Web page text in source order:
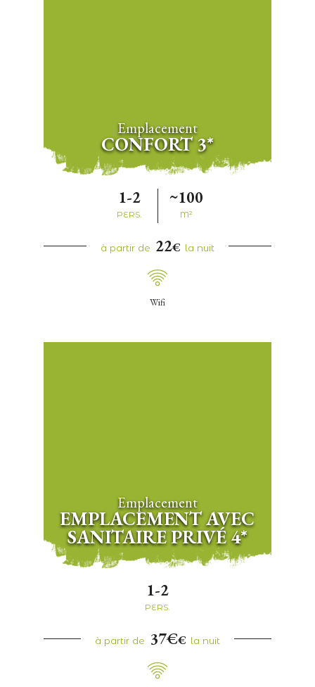
Emplacement
CONFORT 3*
1-2
PERS.
~100
M²
à partir de 22€ la nuit
Wifi
Emplacement
EMPLACEMENT AVEC
SANITAIRE PRIVÉ 4*
1-2
PERS.
à partir de 37€€ la nuit